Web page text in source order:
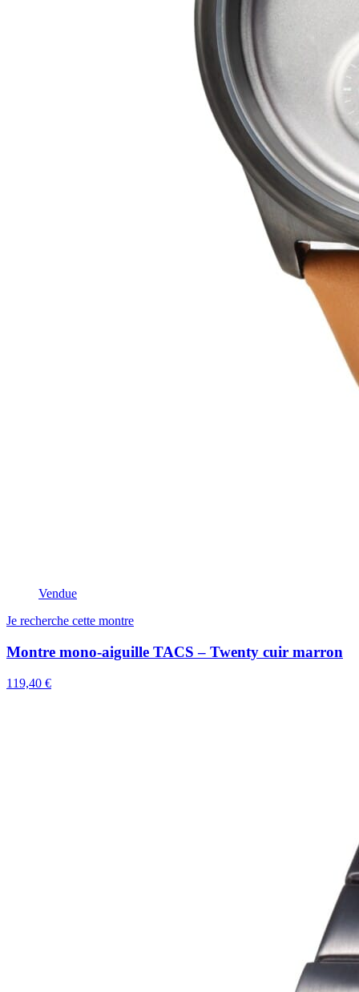
Vendue
Je recherche cette montre
Montre mono-aiguille TACS – Twenty cuir marron
119,40 €